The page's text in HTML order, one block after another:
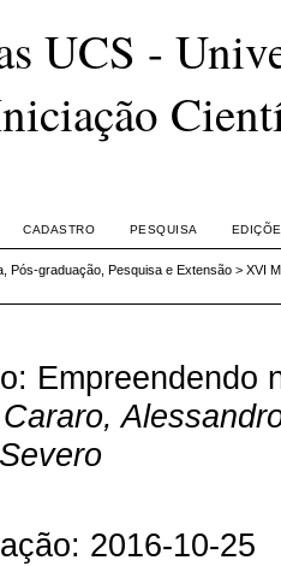
UCS -
CADASTRO PESQUISA
Pós-graduação, Pesquisa e Extensão> XVI
Empreendendo
2016-10-25